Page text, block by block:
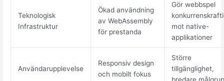
Teknologisk
Infrastruktur
Ökad användning
av WebAssembly
för prestanda
Gör webbspel
mot native-
applikationer
Användarupplevelse
Responsiv design
och mobilt fokus
Större
tillgänglighet,